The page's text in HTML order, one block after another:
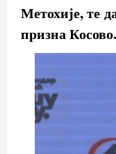
Метохије, те
призна Косово.